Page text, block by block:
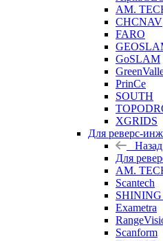
AM.
CHCNAV
FARO
GoSLAM
PrinCe
SOUTH
XGRIDS
Для реверс-
Назад
Для
AM.
Scantech
SHINING
Exametra
Scanform